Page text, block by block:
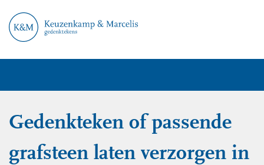
Gedenkteken of passende
grafsteen laten verzorgen in